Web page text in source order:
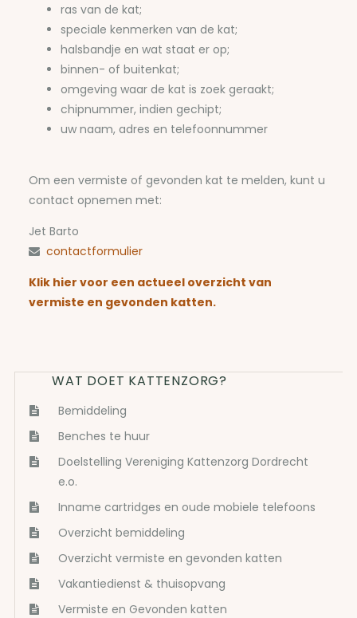
ras van de kat;
speciale kenmerken van de kat;
halsbandje en wat staat er op;
binnen- of buitenkat;
omgeving waar de kat is zoek geraakt;
chipnummer, indien gechipt;
uw naam, adres en telefoonnummer
Om een vermiste of gevonden kat te melden, kunt u
contact opnemen met:
Jet Barto
contactformulier
Klik hier voor een actueel overzicht van
vermiste en gevonden katten.
WAT DOET KATTENZORG?
Bemiddeling
Benches te huur
Doelstelling Vereniging Kattenzorg Dordrecht
e.o.
Inname cartridges en oude mobiele telefoons
Overzicht bemiddeling
Overzicht vermiste en gevonden katten
Vakantiedienst & thuisopvang
Vermiste en Gevonden katten